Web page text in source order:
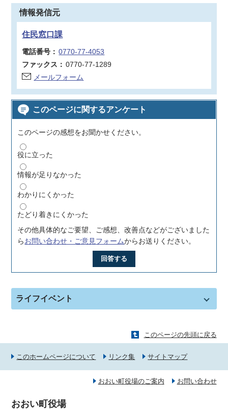
情報発信元
住民窓口課
電話番号： 0770-77-4053
ファックス： 0770-77-1289
メールフォーム
このページに関するアンケート
このページの感想をお聞かせください。
役に立った
情報が足りなかった
わかりにくかった
たどり着きにくかった
その他具体的なご要望、ご感想、改善点などがございました
らお問い合わせ・ご意見フォームからお送りください。
回答する
ライフイベント
このページの先頭に戻る
このホームページについて リンク集 サイトマップ
おおい町役場のご案内 お問い合わせ
おおい町役場